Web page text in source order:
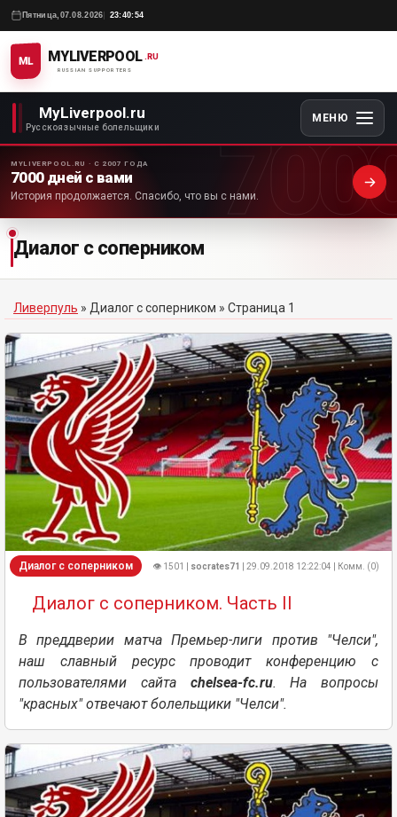
Пятница, 07.08.2026 23:40:54
ML MYLIVERPOOL
RUSSIAN SUPPORTERS
.RU
MyLiverpool.ru
Русскоязычные болельщики
МЕНЮ
MYLIVERPOOL.RU · С 2007 ГОДА
7000 дней с вами
История продолжается. Спасибо, что вы с нами.
Диалог с соперником
Ливерпуль » Диалог с соперником » Страница 1
Диалог с соперником 👁 1501 | socrates71 | 29.09.2018 12:22:04 | Комм. (0)
Диалог с соперником. Часть II
В преддверии матча Премьер-лиги против "Челси",
наш славный ресурс проводит конференцию с
пользователями сайта chelsea-fc.ru. На вопросы
"красных" отвечают болельщики "Челси".